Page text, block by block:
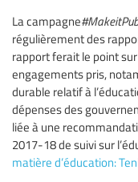
La campagne
régulièrement des
rapport ferait le point
engagements pris,
durable relatif à
dépenses des
liée à une
2017-18 de suivi sur
matière d’éducation: